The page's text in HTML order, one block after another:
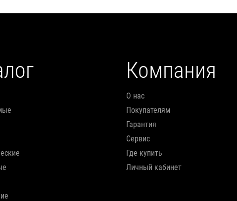
Компания
О нас
Покупателям
Гарантия
Сервис
Где купить
Личный кабинет